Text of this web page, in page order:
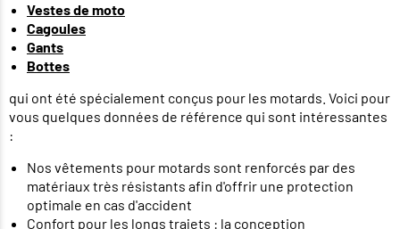
Vestes de moto
Cagoules
Gants
Bottes
qui ont été spécialement conçus pour les motards. Voici pour
vous quelques données de référence qui sont intéressantes
:
Nos vêtements pour motards sont renforcés par des
matériaux très résistants afin d'offrir une protection
optimale en cas d'accident
Confort pour les longs trajets : la conception